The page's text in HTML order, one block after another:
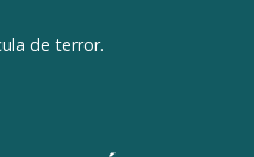
de terror.